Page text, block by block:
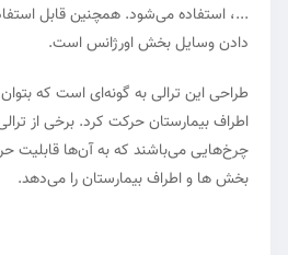
...، استفاده می‌شود. همچنین قابل
دادن وسایل بخش اورژانس است.
طراحی این ترالی به گونه‌ای است که
اطراف بیمارستان حرکت کرد. برخی از
چرخ‌هایی می‌باشند که به آن‌ها قابلیت
بخش ها و اطراف بیمارستان را می‌دهد.